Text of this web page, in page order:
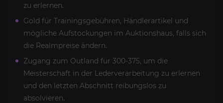
zu erlernen.
Gold für Trainingsgebühren, Händlerartikel und
mögliche Aufstockungen im Auktionshaus, falls sich
die Realmpreise ändern.
Zugang zum Outland für 300-375, um die
Meisterschaft in der Lederverarbeitung zu erlernen
und den letzten Abschnitt reibungslos zu
absolvieren.